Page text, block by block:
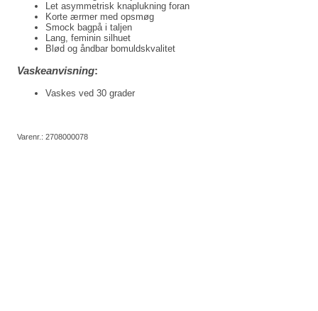
Let asymmetrisk knaplukning foran
Korte ærmer med opsmøg
Smock bagpå i taljen
Lang, feminin silhuet
Blød og åndbar bomuldskvalitet
Vaskeanvisning:
Vaskes ved 30 grader
Varenr.: 2708000078